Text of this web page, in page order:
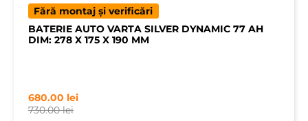
Fără montaj și verificări
BATERIE AUTO VARTA SILVER DYNAMIC 77 AH
DIM: 278 X 175 X 190 MM
730.00lei
680.00 lei